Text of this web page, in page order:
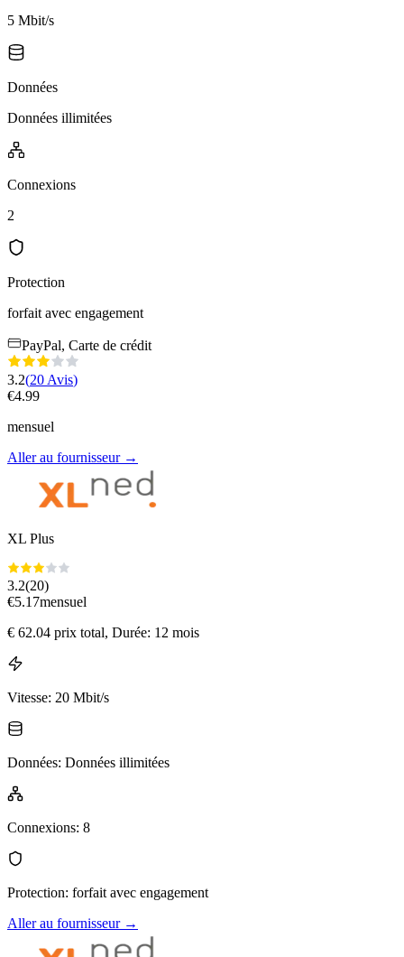
5 Mbit/s
Données
Données illimitées
Connexions
2
Protection
forfait avec engagement
PayPal, Carte de crédit
3.2(20 Avis)
€4.99
mensuel
Aller au fournisseur→
XL Plus
3.2(20)
€5.17mensuel
€ 62.04 prix total, Durée: 12 mois
Vitesse: 20 Mbit/s
Données: Données illimitées
Connexions: 8
Protection: forfait avec engagement
Aller au fournisseur→